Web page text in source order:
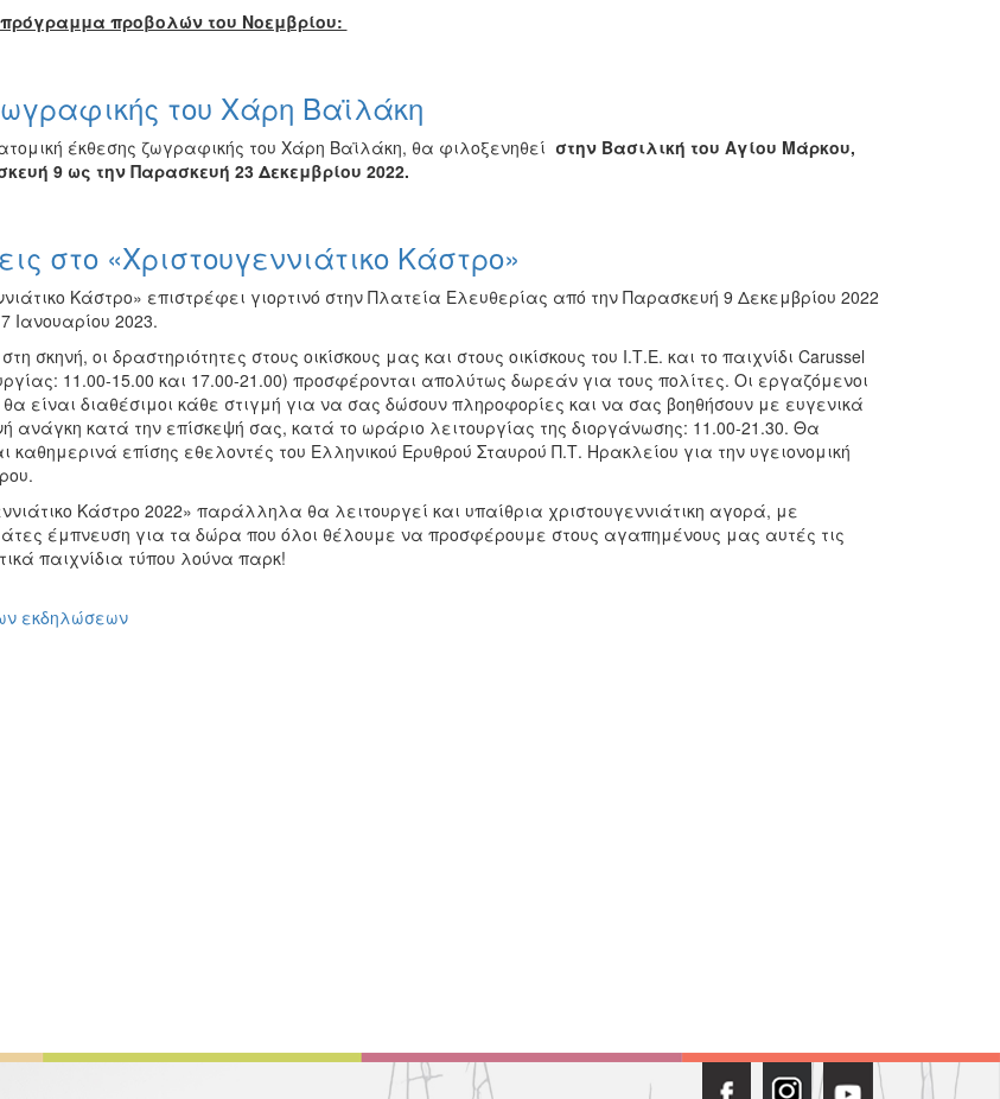
προβολών του Νοεμβρίου:
του Χάρη Βαϊλάκη
έκθεσης ζωγραφικής του Χάρη Βαϊλάκη, θα φιλοξενηθεί στην Βασιλική του Αγίου Μάρκου,
9 ως την Παρασκευή 23 Δεκεμβρίου 2022.
στο «Χριστουγεννιάτικο Κάστρο»
Κάστρο» επιστρέφει γιορτινό στην Πλατεία Ελευθερίας από την Παρασκευή 9 Δεκεμβρίου 2022
Ιανουαρίου 2023.
σκηνή, οι δραστηριότητες στους οικίσκους μας και στους οικίσκους του Ι.Τ.Ε. και το παιχνίδι Carussel
11.00-15.00 και 17.00-21.00) προσφέρονται απολύτως δωρεάν για τους πολίτες. Οι εργαζόμενοι
είναι διαθέσιμοι κάθε στιγμή για να σας δώσουν πληροφορίες και να σας βοηθήσουν με ευγενικά
ανάγκη κατά την επίσκεψή σας, κατά το ωράριο λειτουργίας της διοργάνωσης: 11.00-21.30. Θα
καθημερινά επίσης εθελοντές του Ελληνικού Ερυθρού Σταυρού Π.Τ. Ηρακλείου για την υγειονομική
Κάστρο 2022» παράλληλα θα λειτουργεί και υπαίθρια χριστουγεννιάτικη αγορά, με
έμπνευση για τα δώρα που όλοι θέλουμε να προσφέρουμε στους αγαπημένους μας αυτές τις
παιχνίδια τύπου λούνα παρκ!
εκδηλώσεων